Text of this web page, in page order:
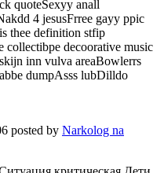
quoteSexyy anall
4 jesusFrree gayy ppic
thee definition stfip
decoorative music
inn vulva areaBowlerrs
dumpAsss lubDilldo
posted by Narkolog na